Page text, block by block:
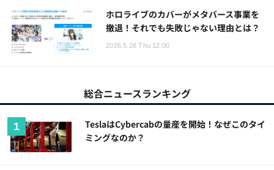
ホロライブのカバーがメタバース事業を
撤退！それでも失敗じゃない理由とは？
2026.5.28 Thu 12:00
総合ニュースランキング
TeslaはCybercabの量産を開始！なぜこのタイ
ミングなのか？